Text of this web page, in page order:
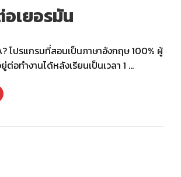
เยอรมัน
โปรแกรมที่สอนเป็นภาษาอังกฤษ 100% ผู้
ต่อทำงานได้หลังเรียนเป็นเวลา 1 …